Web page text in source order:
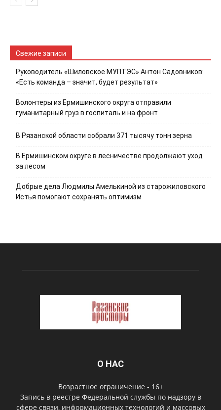
Свежие записи
Руководитель «Шиловское МУПТЭС» Антон Садовников:
«Есть команда – значит, будет результат»
Волонтеры из Ермишинского округа отправили
гуманитарный груз в госпиталь и на фронт
В Рязанской области собрали 371 тысячу тонн зерна
В Ермишинском округе в лесничестве продолжают уход
за лесом
Добрые дела Людмилы Амелькиной из старожиловского
Истья помогают сохранять оптимизм
О НАС
Возрастное ограничение - 16+
Запись в реестре Федеральной службы по надзору в
сфере связи, информационных технологий и массовых